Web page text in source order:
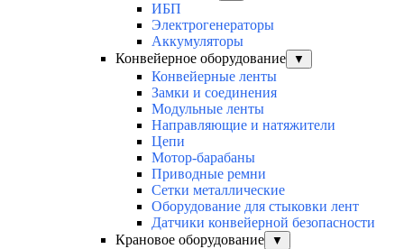
ИБП
Электрогенераторы
Аккумуляторы
Конвейерное оборудование
▼
Конвейерные ленты
Замки и соединения
Модульные ленты
Направляющие и натяжители
Цепи
Мотор-барабаны
Приводные ремни
Сетки металлические
Оборудование для стыковки лент
Датчики конвейерной безопасности
Крановое оборудование
▼